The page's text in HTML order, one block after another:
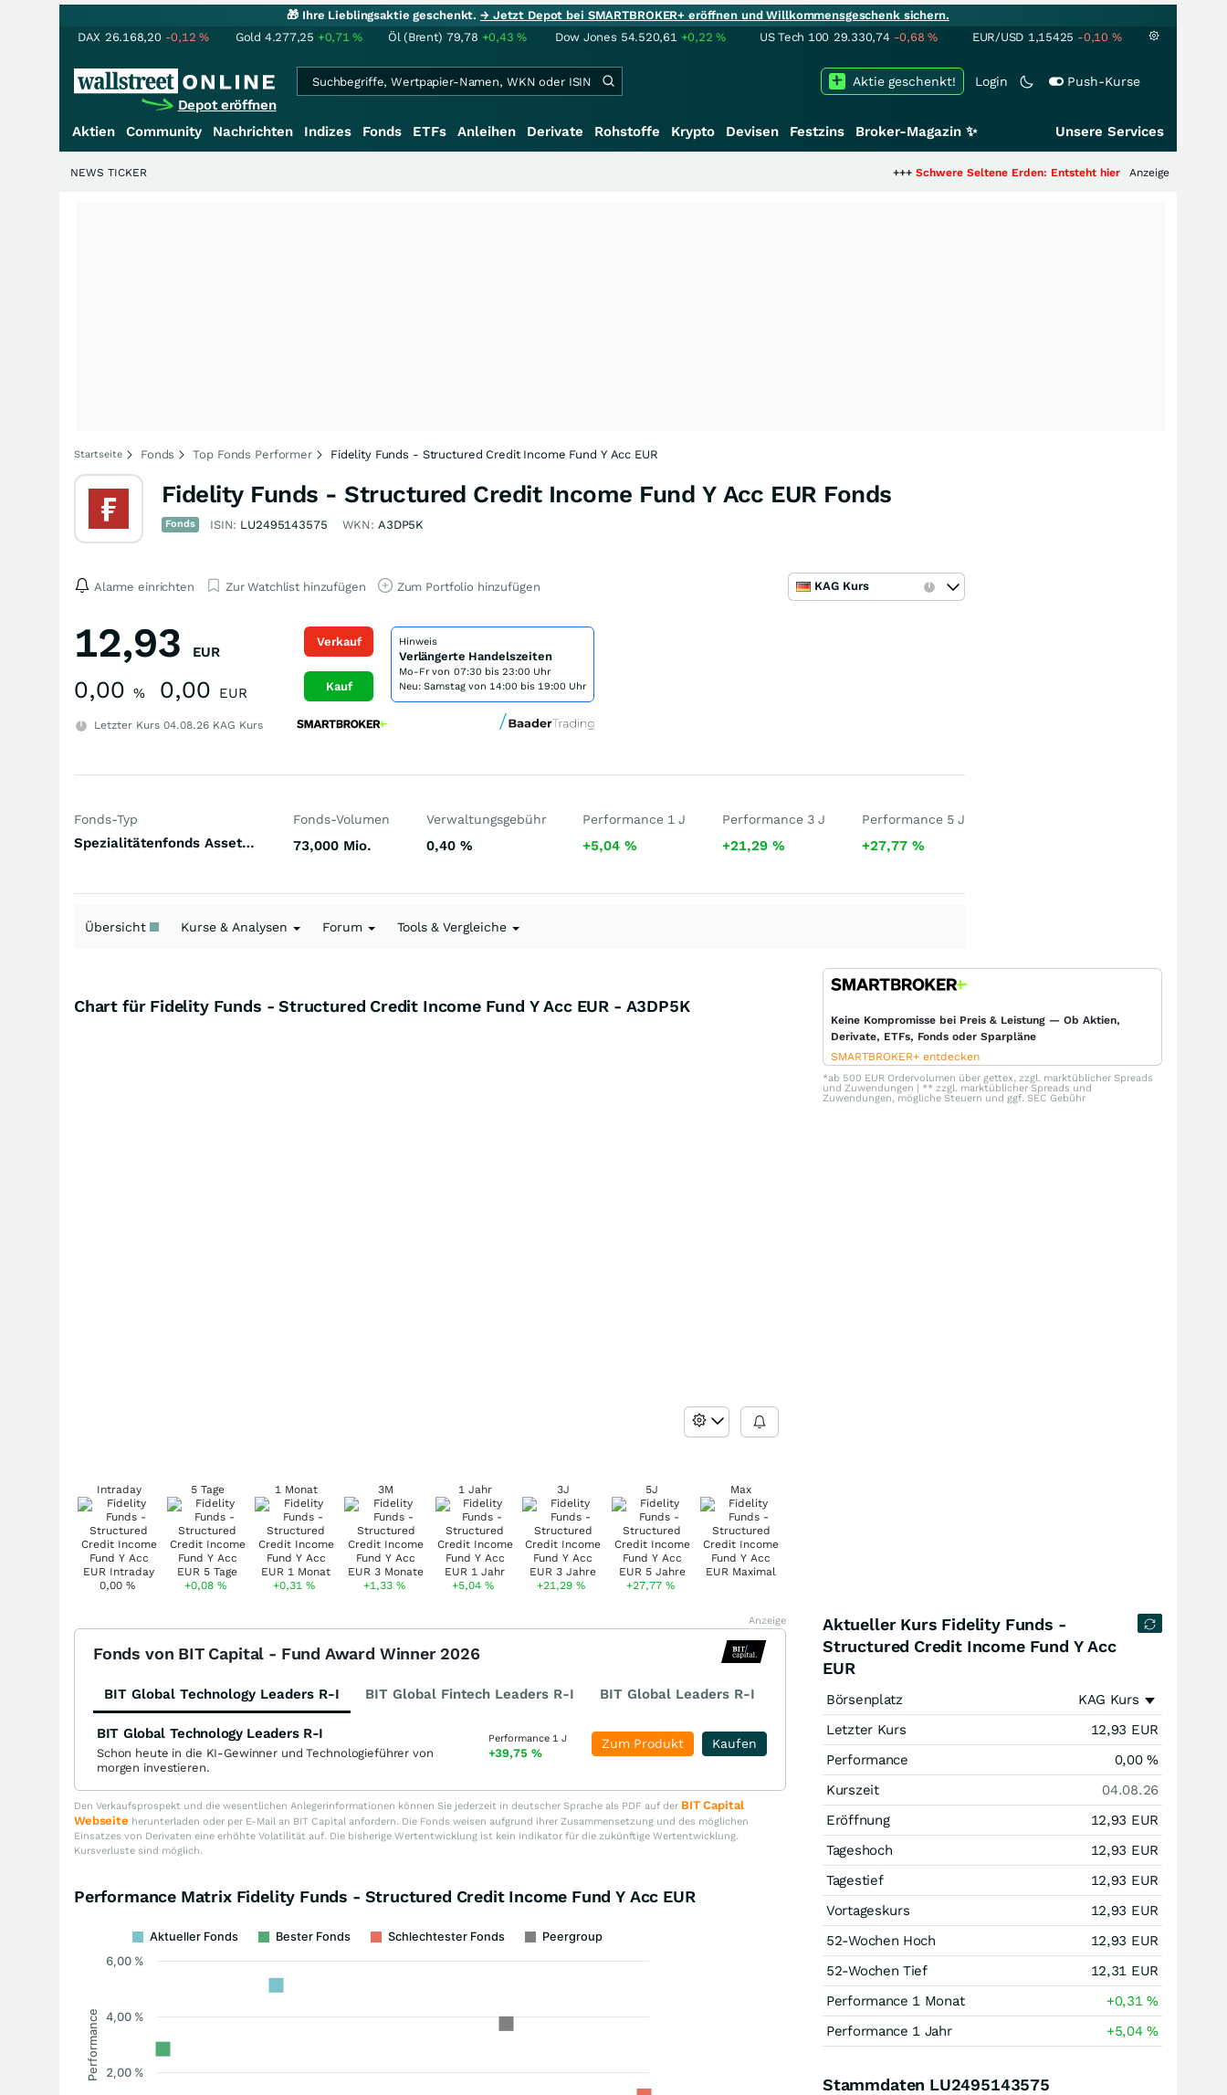
🎁 Ihre Lieblingsaktie geschenkt.→ Jetzt Depot bei SMARTBROKER+ eröffnen und Willkommensgeschenk sichern.
DAX 26.168,20 -0,12% Gold 4.277,25 +0,71% Öl (Brent) 79,78 +0,43% Dow Jones 54.520,61 +0,22% US Tech 100 29.330,74 -0,68% EUR/USD 1,15425 -0,10 %
Depot eröffnen
Login Push-Kurse
Aktie geschenkt!
Aktien Community Nachrichten Indizes Fonds ETFs Anleihen Derivate Rohstoffe Krypto Devisen Festzins Broker-Magazin ✨ Unsere Services
Schwere Seltene Erden: Entsteht hier die nächste Milliardenstory?
Anzeige
NEWS TICKER
Startseite Fonds Top Fonds Performer Fidelity Funds - Structured Credit Income Fund Y Acc EUR
Fidelity Funds - Structured Credit Income Fund Y Acc EUR Fonds
Fonds ISIN: LU2495143575 WKN: A3DP5K
Alarme einrichten Zur Watchlist hinzufügen Zum Portfolio hinzufügen KAG Kurs
12,93 EUR
0,00 % 0,00 EUR
Letzter Kurs 04.08.26 KAG Kurs
Verkauf
Kauf
Hinweis
Verlängerte Handelszeiten
Mo-Fr von 07:30 bis 23:00 Uhr
Neu: Samstag von 14:00 bis 19:00 Uhr
Fonds-Typ
Spezialitätenfonds Asset Backed Securities (ABS) Welt
Fonds-Volumen
73,000 Mio.
Verwaltungsgebühr
0,40 %
Performance 1 J
+5,04%
Performance 3 J
+21,29%
Performance 5 J
+27,77 %
Übersicht Kurse & Analysen Forum Tools & Vergleiche
Chart für Fidelity Funds - Structured Credit Income Fund Y Acc EUR - A3DP5K
Intraday
0,00 %
5 Tage
+0,08%
1 Monat
+0,31%
3M
+1,33 %
1 Jahr
+5,04%
3J
+21,29%
5J
+27,77 %
Max
Keine Kompromisse bei Preis & Leistung — Ob Aktien,
Derivate, ETFs, Fonds oder Sparpläne
SMARTBROKER+ entdecken
*ab 500 EUR Ordervolumen über gettex, zzgl. marktüblicher Spreads
und Zuwendungen | ** zzgl. marktüblicher Spreads und
Zuwendungen, mögliche Steuern und ggf. SEC Gebühr
Anzeige
Fonds von BIT Capital - Fund Award Winner 2026
BIT Global Technology Leaders R-I BIT Global Fintech Leaders R-I BIT Global Leaders R-I
BIT Global Technology Leaders R-I
Schon heute in die KI-Gewinner und Technologieführer von
morgen investieren.
Performance 1 J
+39,75 %
Kaufen
Zum Produkt
Den Verkaufsprospekt und die wesentlichen Anlegerinformationen können Sie jederzeit in deutscher Sprache als PDF auf der BIT Capital
Webseite herunterladen oder per E-Mail an BIT Capital anfordern. Die Fonds weisen aufgrund ihrer Zusammensetzung und des möglichen
Einsatzes von Derivaten eine erhöhte Volatilität auf. Die bisherige Wertentwicklung ist kein Indikator für die zukünftige Wertentwicklung.
Kursverluste sind möglich.
Performance Matrix Fidelity Funds - Structured Credit Income Fund Y Acc EUR
Performance
Aktueller Fonds Bester Fonds Schlechtester Fonds Peergroup
2,00 %
4,00 %
6,00 %
Aktueller Kurs Fidelity Funds -
Structured Credit Income Fund Y Acc
EUR
Börsenplatz
KAG Kurs
Letzter Kurs
12,93 EUR
Performance
0,00%
Kurszeit
04.08.26
Eröffnung
12,93 EUR
Tageshoch
12,93 EUR
Tagestief
12,93 EUR
Vortageskurs
12,93 EUR
52-Wochen Hoch
12,93 EUR
52-Wochen Tief
12,31 EUR
Performance 1 Monat
+0,31%
Performance 1 Jahr
+5,04%
Stammdaten LU2495143575